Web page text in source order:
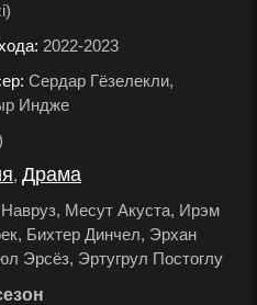
2022-2023
Сердар Гёзелекли,
Индже
, Драма
Месут Акуста, Ирэм
Бихтер Динчел, Эрхан
Эрсёз, Эртугрул Постоглу.